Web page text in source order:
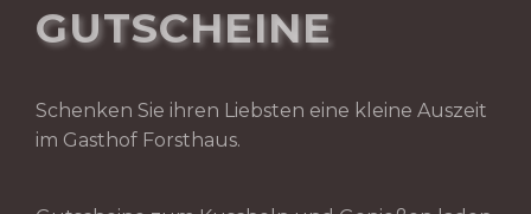
GUTSCHEINE
Schenken Sie ihren Liebsten eine kleine Auszeit
im Gasthof Forsthaus.